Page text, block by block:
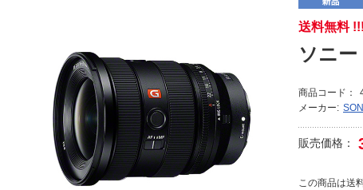
送料無料 !!!
ソニ
商品コード：
メーカー:
販売価格：
この商品は送